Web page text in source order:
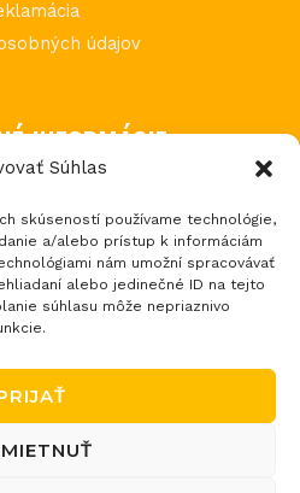
Súhlas
skúseností používame technológie,
a/alebo prístup k informáciám
nám umožní spracovávať
alebo jedinečné ID na tejto
súhlasu môže nepriaznivo
údajov
INFORMÁCIE
Teplá 602
Bystrica 5
903 232 273